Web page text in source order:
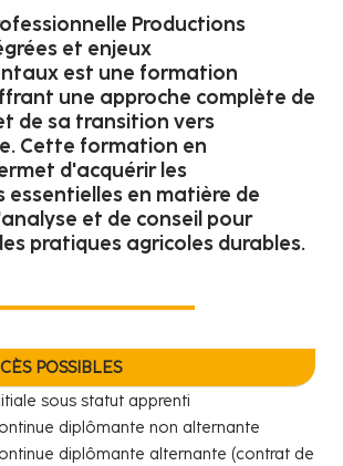
Productions
et enjeux
est une formation
une approche complète de
de sa transition vers
Cette formation en
d'acquérir les
essentielles en matière de
et de conseil pour
pratiques agricoles durables.
POSSIBLES
sous statut apprenti
diplômante non alternante
diplômante alternante (contrat de